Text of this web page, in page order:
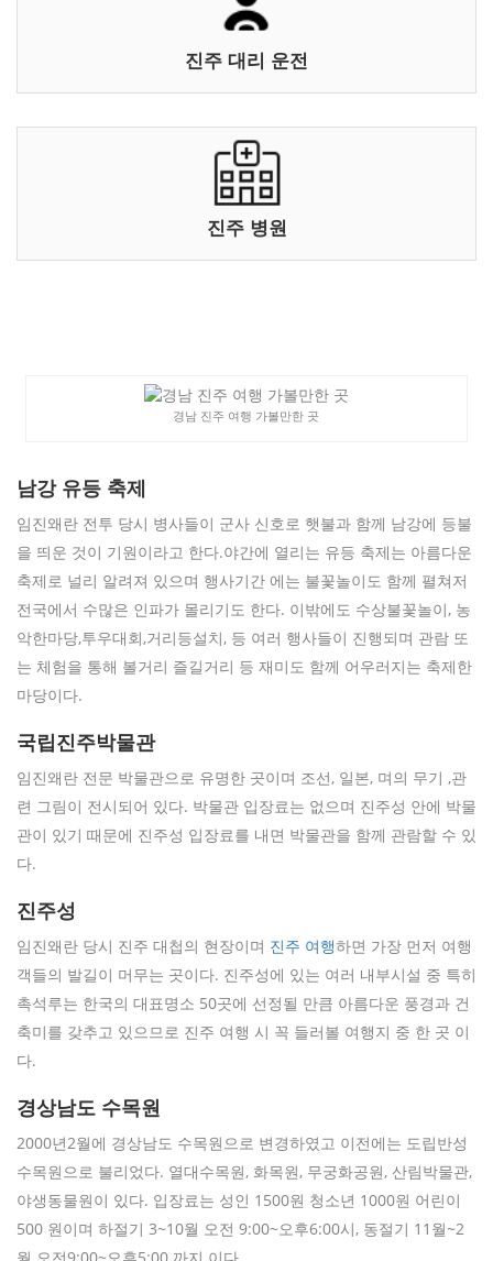
진주 대리 운전
진주 병원
경남 진주 여행 가볼만한 곳
남강 유등 축제
임진왜란 전투 당시 병사들이 군사 신호로 햇불과 함께 남강에 등불
을 띄운 것이 기원이라고 한다.야간에 열리는 유등 축제는 아름다운
축제로 널리 알려져 있으며 행사기간 에는 불꽃놀이도 함께 펼쳐저
전국에서 수많은 인파가 몰리기도 한다. 이밖에도 수상불꽃놀이, 농
악한마당,투우대회,거리등설치, 등 여러 행사들이 진행되며 관람 또
는 체험을 통해 볼거리 즐길거리 등 재미도 함께 어우러지는 축제한
마당이다.
국립진주박물관
임진왜란 전문 박물관으로 유명한 곳이며 조선, 일본, 며의 무기 ,관
련 그림이 전시되어 있다. 박물관 입장료는 없으며 진주성 안에 박물
관이 있기 때문에 진주성 입장료를 내면 박물관을 함께 관람할 수 있
다.
진주성
임진왜란 당시 진주 대첩의 현장이며 진주 여행하면 가장 먼저 여행
객들의 발길이 머무는 곳이다. 진주성에 있는 여러 내부시설 중 특히
촉석루는 한국의 대표명소 50곳에 선정될 만큼 아름다운 풍경과 건
축미를 갖추고 있으므로 진주 여행 시 꼭 들러볼 여행지 중 한 곳 이
다.
경상남도 수목원
2000년2월에 경상남도 수목원으로 변경하였고 이전에는 도립반성
수목원으로 불리었다. 열대수목원, 화목원, 무궁화공원, 산림박물관,
야생동물원이 있다. 입장료는 성인 1500원 청소년 1000원 어린이
500 원이며 하절기 3~10월 오전 9:00~오후6:00시, 동절기 11월~2